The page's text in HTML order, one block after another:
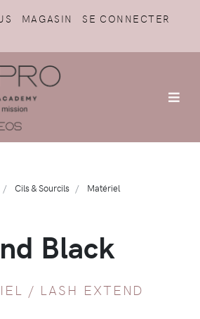
MAGASIN
SE CONNECTER
Cils & Sourcils
Matériel
Black
/ LASH EXTEND